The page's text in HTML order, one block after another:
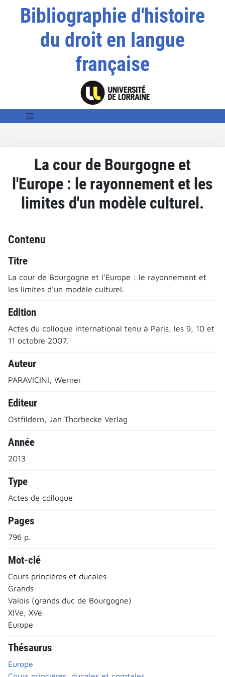
Bibliographie d'histoire
du droit en langue
française
La cour de Bourgogne et
l'Europe : le rayonnement et les
limites d'un modèle culturel.
Contenu
Titre
La cour de Bourgogne et l'Europe : le rayonnement et
les limites d'un modèle culturel.
Edition
Actes du colloque international tenu à Paris, les 9, 10 et
11 octobre 2007.
Auteur
PARAVICINI, Werner
Editeur
Ostfildern, Jan Thorbecke Verlag
Année
2013
Type
Actes de colloque
Pages
796 p.
Mot-clé
Cours princières et ducales
Grands
Valois (grands duc de Bourgogne)
XIVe, XVe
Europe
Thésaurus
Europe